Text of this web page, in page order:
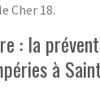
Cher 18.
: la
à